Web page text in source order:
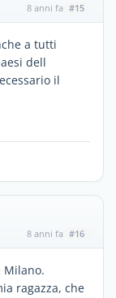
8 anni fa #15
a tutti
dell
il
8 anni fa #16
Milano.
ragazza, che